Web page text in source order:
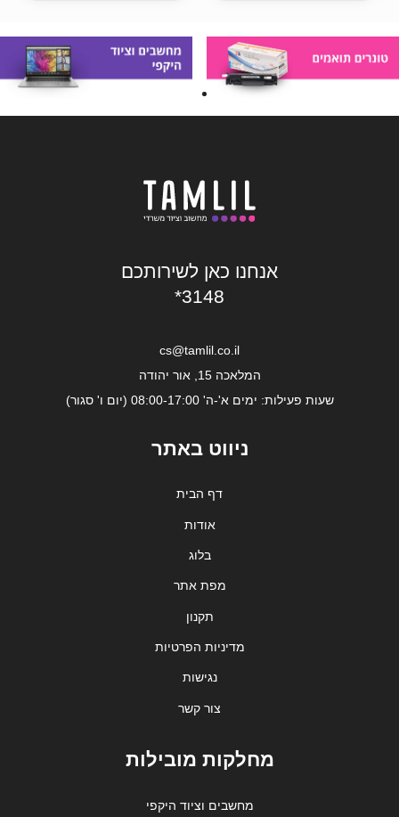
אנחנו כאן לשירותכם
*3148
cs@tamlil.co.il
המלאכה 15, אור יהודה
שעות פעילות: ימים א'-ה' 08:00-17:00 (יום ו' סגור)
ניווט באתר
דף הבית
אודות
בלוג
מפת אתר
תקנון
מדיניות הפרטיות
נגישות
צור קשר
מחלקות מובילות
מחשבים וציוד היקפי